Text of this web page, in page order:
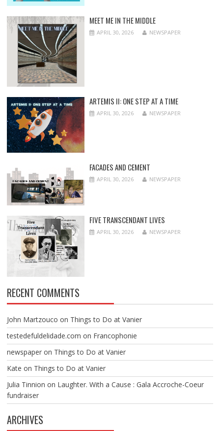
MEET ME IN THE MIDDLE
APRIL 30, 2026 NEWSPAPER
ARTEMIS II: ONE STEP AT A TIME
APRIL 30, 2026 NEWSPAPER
FACADES AND CEMENT
APRIL 30, 2026 NEWSPAPER
FIVE TRANSCENDANT LIVES
APRIL 30, 2026 NEWSPAPER
RECENT COMMENTS
John Martzouco on Things to Do at Vanier
testedefuldelidade.com on Francophonie
newspaperon Things to Do at Vanier
Kate on Things to Do at Vanier
Julia Tinnion on Laughter. With a Cause : Gala Accroche-Coeur
fundraiser
ARCHIVES